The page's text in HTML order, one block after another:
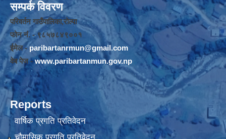
सम्पर्क विवरण
परिवर्तन गाउँपालिका,रोल्पा
फोन नंं. - ९८५७८४९००१
ईमेल -paribartanrmun@gmail.com
वेब पेज -www.paribartanmun.gov.np
Reports
वार्षिक प्रगति प्रतिवेदन